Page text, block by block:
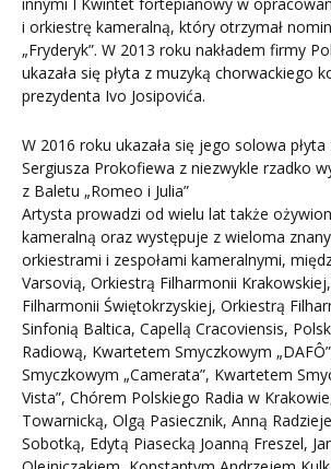
innymi I Kwintet fortepianowy w
i orkiestrę kameralną, który otrzymał
„Fryderyk”. W 2013 roku nakładem firmy
ukazała się płyta z muzyką chorwackiego
prezydenta Ivo Josipovića.
W 2016 roku ukazała się jego solowa płyta
Sergiusza Prokofiewa z niezwykle rzadko
z Baletu „Romeo i Julia”
Artysta prowadzi od wielu lat także
kameralną oraz występuje z wieloma
orkiestrami i zespołami kameralnymi,
Varsovią, Orkiestrą Filharmonii
Filharmonii Świętokrzyskiej, Orkiestrą
Sinfonią Baltica, Capellą Cracoviensis,
Radiową, Kwartetem Smyczkowym
Smyczkowym „Camerata”, Kwartetem
Vista”, Chórem Polskiego Radia w
Towarnicką, Olgą Pasiecznik, Anną
Sobotką, Edytą Piasecką Joanną Freszel,